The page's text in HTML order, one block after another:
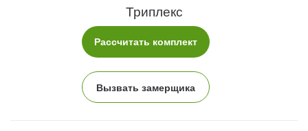
Триплекс
Рассчитать комплект
Вызвать замерщика